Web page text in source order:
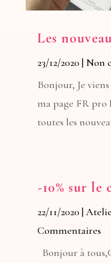
Les
23/12/2020| Non
Bonjour, Je
ma page FR pro
toutes les
-10% sur le
22/11/2020|
Commentaires
Bonjour à